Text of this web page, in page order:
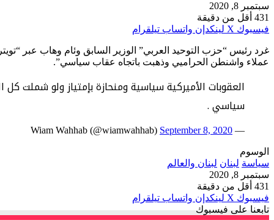
سبتمبر 8, 2020
431 أقل من دقيقة
فيسبوك ‫X لينكدإن واتساب تيلقرام
غرد رئيس “حزب التوحيد العربي” الوزير السابق وئام وهاب عبر
عملاء واشنطن الحراميي وذهبت باتجاه عقاب سياسي”.
العقوبات الأميركية سياسية ومنحازة بإمتياز ولو
سياسي .
— Wiam Wahhab (@wiamwahhab)
September 8, 2020
الوسوم
سياسة لبنان لبنان والعالم
سبتمبر 8, 2020
431 أقل من دقيقة
فيسبوك ‫X لينكدإن واتساب تيلقرام
تابعنا على فيسبوك